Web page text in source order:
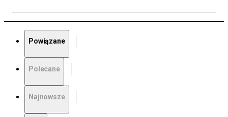
Powiązane
Polecane
Najnowsze